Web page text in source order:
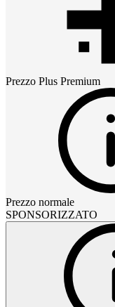
Prezzo Plus Premium
Prezzo normale
SPONSORIZZATO